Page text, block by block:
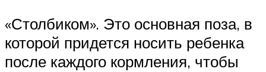
«Столбиком». Это основная поза, в
которой придется носить ребенка
после каждого кормления, чтобы